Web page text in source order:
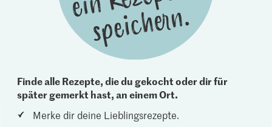
Finde alle Rezepte, die du gekocht oder dir für
später gemerkt hast, an einem Ort.
Merke dir deine Lieblingsrezepte.